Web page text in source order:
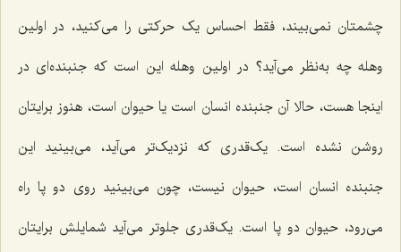
چشمتان نمى‌بیند، فقط احساس یک حرکتى را مى‌کنید، در اولین
وهله چه به‌نظر مى‌آید؟ در اولین وهله این است که جنبنده‌اى در
اینجا هست، حالا آن جنبنده انسان است یا حیوان است، هنوز برایتان
روشن نشده است. یک‌قدرى که نزدیک‌تر مى‌آید، مى‌بینید این
جنبنده انسان است، حیوان نیست، چون می‌بینید روى دو پا راه
مى‌رود، حیوان دو پا است. یک‌قدرى جلوتر مى‌آید شمایلش برایتان